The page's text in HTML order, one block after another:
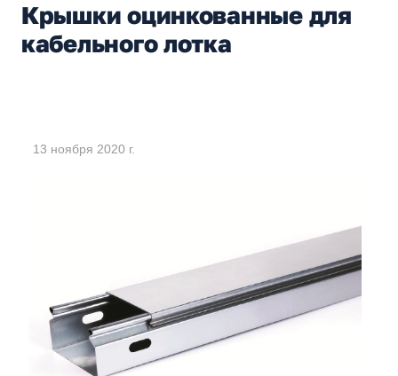
Крышки оцинкованные для
кабельного лотка
13 ноября 2020 г.